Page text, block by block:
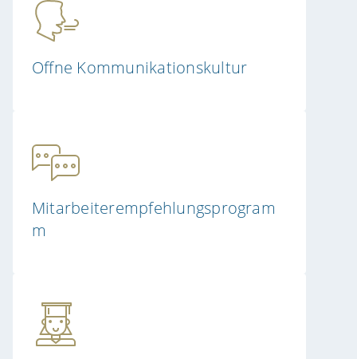
Offne Kommunikationskultur
Mitarbeiterempfehlungsprogram
m